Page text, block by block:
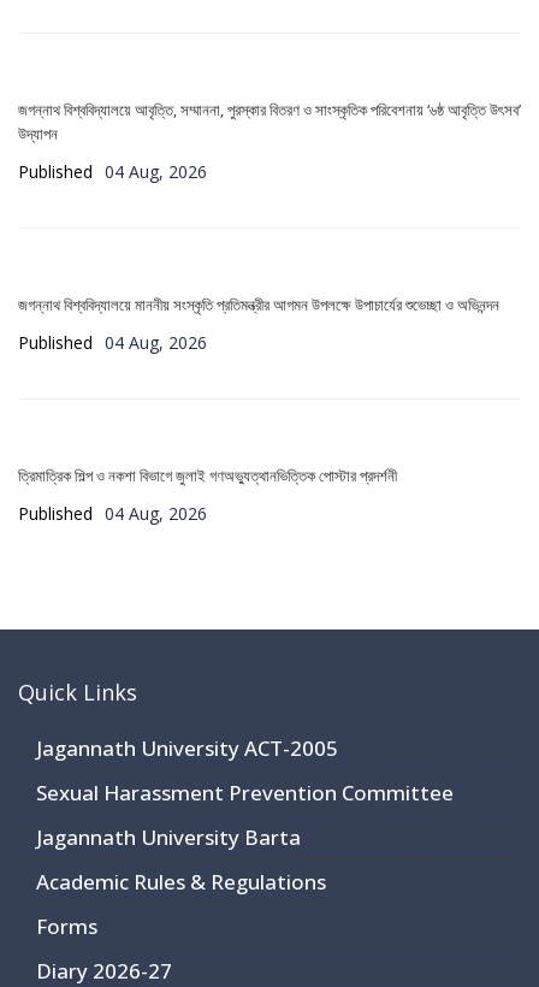
জগন্নাথ বিশ্ববিদ্যালয়ে আবৃত্তি, সম্মাননা, পুরস্কার বিতরণ ও সাংস্কৃতিক পরিবেশনায় ‘৬ষ্ঠ আবৃত্তি উৎসব’
উদ্‌যাপন
Published 04 Aug, 2026
জগন্নাথ বিশ্ববিদ্যালয়ে মাননীয় সংস্কৃতি প্রতিমন্ত্রীর আগমন উপলক্ষে উপাচার্যের শুভেচ্ছা ও অভিনন্দন
Published 04 Aug, 2026
ত্রিমাত্রিক শিল্প ও নকশা বিভাগে জুলাই গণঅভ্যুত্থানভিত্তিক পোস্টার প্রদর্শনী
Published 04 Aug, 2026
Quick Links
Jagannath University ACT-2005
Sexual Harassment Prevention Committee
Jagannath University Barta
Academic Rules & Regulations
Forms
Diary 2026-27